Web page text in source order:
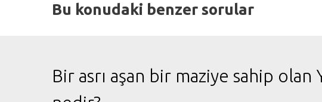
Bu konudaki benzer sorular
Bir asrı aşan bir maziye sahip